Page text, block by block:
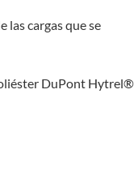
las cargas que se
DuPont Hytrel®